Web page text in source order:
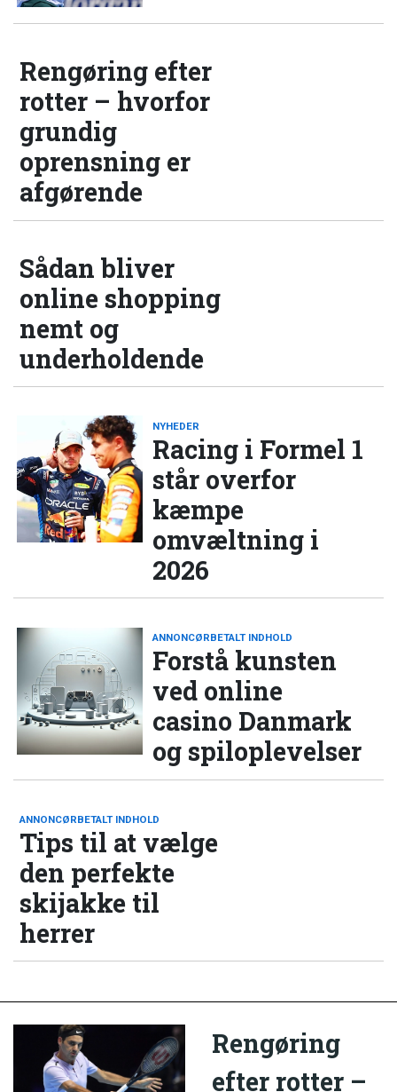
Rengøring efter
rotter – hvorfor
grundig
oprensning er
afgørende
Sådan bliver
online shopping
nemt og
underholdende
NYHEDER
Racing i Formel 1
står overfor
kæmpe
omvæltning i
2026
ANNONCØRBETALT INDHOLD
Forstå kunsten
ved online
casino Danmark
og spiloplevelser
ANNONCØRBETALT INDHOLD
Tips til at vælge
den perfekte
skijakke til
herrer
Rengøring
efter rotter –